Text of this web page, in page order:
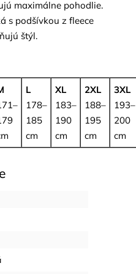
maximálne pohodlie.
s podšívkou z fleece
štýl.
L
178–
185
cm
XL
183–
190
cm
2XL
188–
195
cm
3XL
193–
200
cm